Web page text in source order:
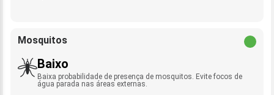
Mosquitos
Baixo
Baixa probabilidade de presença de mosquitos. Evite focos de
água parada nas áreas externas.